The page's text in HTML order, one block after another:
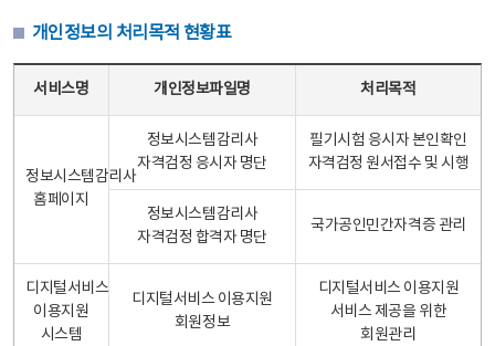
개인정보의 처리목적 현황표
서비스명 개인정보파일명 처리목적
정보시스템감리사
홈페이지
정보시스템감리사
자격검정 응시자 명단
필기시험 응시자 본인확인
자격검정 원서접수 및 시행
정보시스템감리사
자격검정 합격자 명단
국가공인민간자격증 관리
디지털서비스
이용지원
시스템
디지털서비스 이용지원
회원정보
디지털서비스 이용지원
서비스 제공을 위한
회원관리